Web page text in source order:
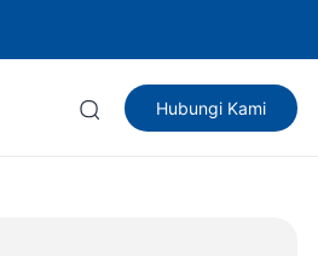
Hubungi Kami